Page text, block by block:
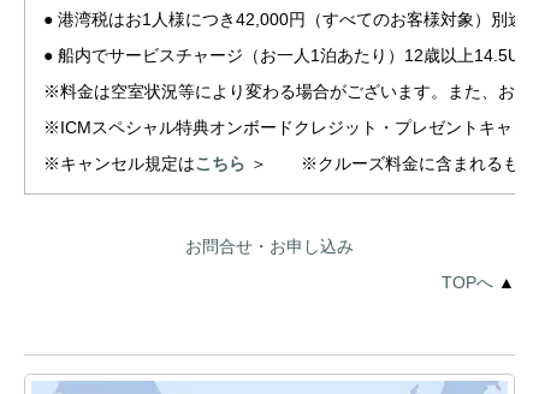
● 港湾税はお1人様につき42,000円（すべてのお客様対象）別途
● 船内でサービスチャージ（お一人1泊あたり）12歳以上
※料金は空室状況等により変わる場合がございます。また、お
※ICMスペシャル特典オンボードクレジット・プレゼントキャ
※キャンセル規定はこちら ＞ ※クルーズ料金に含まれるもの
お問合せ・お申し込み
TOPへ ▲